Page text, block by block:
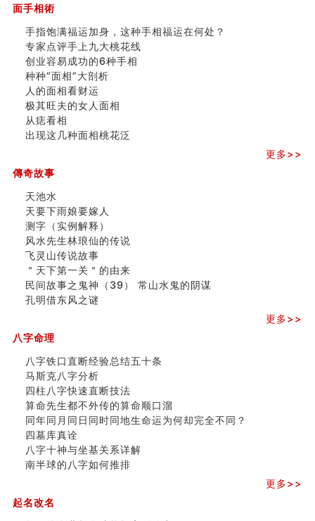
面手相術
手指饱满福运加身，这种手相福运在何处？
专家点评手上九大桃花线
创业容易成功的6种手相
种种“面相”大剖析
人的面相看财运
极其旺夫的女人面相
从痣看相
出现这几种面相桃花泛
更多>>
傳奇故事
天池水
天要下雨娘要嫁人
测字（实例解释）
风水先生林琅仙的传说
飞灵山传说故事
＂天下第一关＂的由来
民间故事之鬼神（39） 常山水鬼的阴谋
孔明借东风之谜
更多>>
八字命理
八字铁口直断经验总结五十条
马斯克八字分析
四柱八字快速直断技法
算命先生都不外传的算命顺口溜
同年同月同日同时同地生命运为何却完全不同？
四墓库真诠
八字十神与坐基关系详解
南半球的八字如何推排
更多>>
起名改名